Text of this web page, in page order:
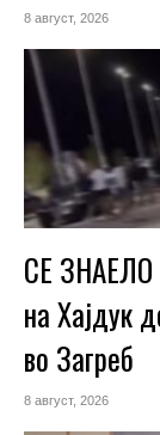
8 август, 2026
СЕ ЗНАЕЛО
на Хајдук
во Загреб
8 август, 2026